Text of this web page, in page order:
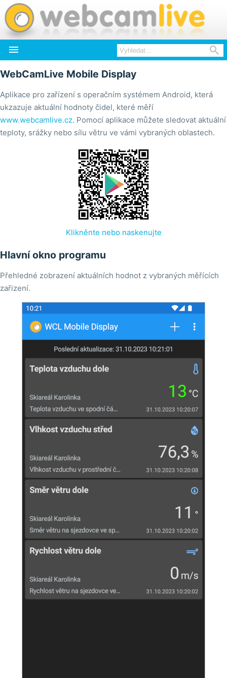
 
WebCamLive Mobile Display
Aplikace pro zařízení s operačním systémem Android, která
ukzazuje aktuální hodnoty čidel, které měří
www.webcamlive.cz. Pomocí aplikace můžete sledovat aktuální
teploty, srážky nebo sílu větru ve vámi vybraných oblastech.
Klikněnte nebo naskenujte
Hlavní okno programu
Přehledné zobrazení aktuálních hodnot z vybraných měřících
zařizení.